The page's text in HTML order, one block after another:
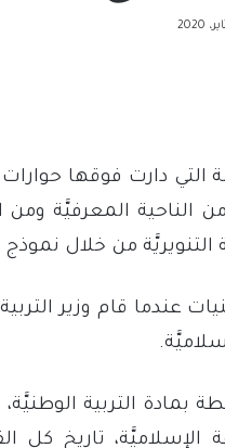
دارت فوقها حوارات
الناحية المعرفيَّة ومن
من خلال نموذج
عندما قام وزير
بمادة التربية
الإسلاميَّة، تاريخ كل